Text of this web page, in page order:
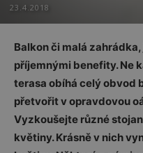
23.4.2018
Balkon či malá
příjemnými benefity. Ne
terasa obíhá celý obvod
přetvořit v opravdovou
Vyzkoušejte různé
květiny. Krásně v nich